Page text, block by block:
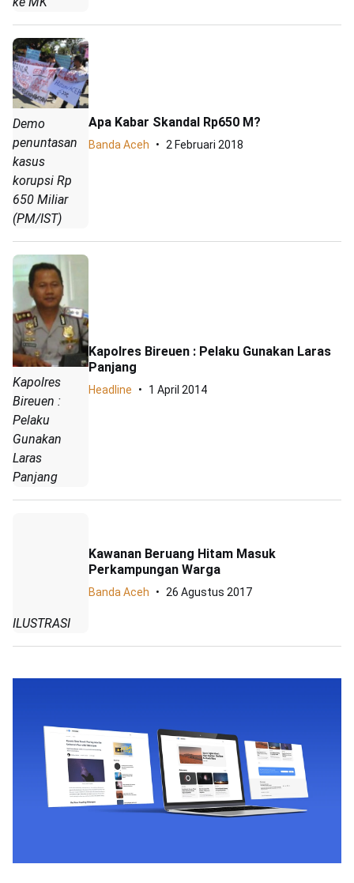
Demo
penuntasan
kasus
korupsi Rp
650 Miliar
(PM/IST)
Apa Kabar Skandal Rp650 M?
Banda Aceh 2 Februari 2018
Kapolres
Bireuen :
Pelaku
Gunakan
Laras
Panjang
Kapolres Bireuen : Pelaku Gunakan Laras
Panjang
Headline 1 April 2014
ILUSTRASI
Kawanan Beruang Hitam Masuk
Perkampungan Warga
Banda Aceh 26 Agustus 2017